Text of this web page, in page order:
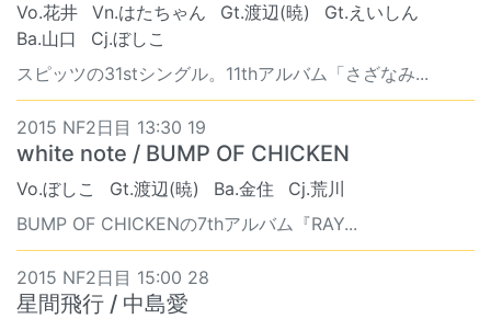
Vo.花井 Vn.はたちゃん Gt.渡辺(暁)
Gt.えいしん
Ba.山口
Cj.ぼしこ
スピッツの31stシングル。11thアルバム「さざなみ...
2015 NF2日目 13:30 19
white note / BUMP OF CHICKEN
Vo.ぼしこ Gt.渡辺(暁) Ba.金住
Cj.荒川
BUMP OF CHICKENの7thアルバム『RAY...
2015 NF2日目 15:00 28
星間飛行 / 中島愛